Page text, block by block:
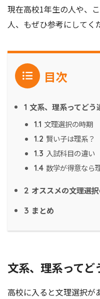
現在高校1年生の人や、
人、もぜひ参考にしてく
目次
1 文系、理系ってどう
1.1 文理選択の時期
1.2 賢い子は理系？
1.3 入試科目の違い
1.4 数学が得意なら
2 オススメの文理選
3 まとめ
文系、理系ってど
高校に入ると文理選択が